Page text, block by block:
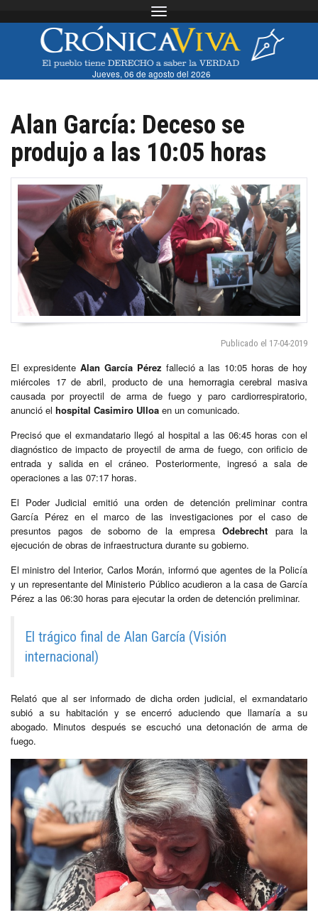
Toggle navigation
Jueves, 06 de agosto del 2026
Alan García: Deceso se
produjo a las 10:05 horas
Publicado el 17-04-2019
El expresidente Alan García Pérez falleció a las 10:05 horas de hoy
miércoles 17 de abril, producto de una hemorragia cerebral masiva
causada por proyectil de arma de fuego y paro cardiorrespiratorio,
anunció el hospital Casimiro Ulloa en un comunicado.
Precisó que el exmandatario llegó al hospital a las 06:45 horas con el
diagnóstico de impacto de proyectil de arma de fuego, con orificio de
entrada y salida en el cráneo. Posteriormente, ingresó a sala de
operaciones a las 07:17 horas.
El Poder Judicial emitió una orden de detención preliminar contra
García Pérez en el marco de las investigaciones por el caso de
presuntos pagos de soborno de la empresaOdebrecht para la
ejecución de obras de infraestructura durante su gobierno.
El ministro del Interior, Carlos Morán, informó que agentes de la Policía
y un representante del Ministerio Público acudieron a la casa de García
Pérez a las 06:30 horas para ejecutar la orden de detención preliminar.
El trágico final de Alan García (Visión
internacional)
Relató que al ser informado de dicha orden judicial, el exmandatario
subió a su habitación y se encerró aduciendo que llamaría a su
abogado. Minutos después se escuchó una detonación de arma de
fuego.